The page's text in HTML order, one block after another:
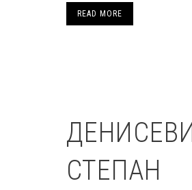
READ MORE
СТЕПАН